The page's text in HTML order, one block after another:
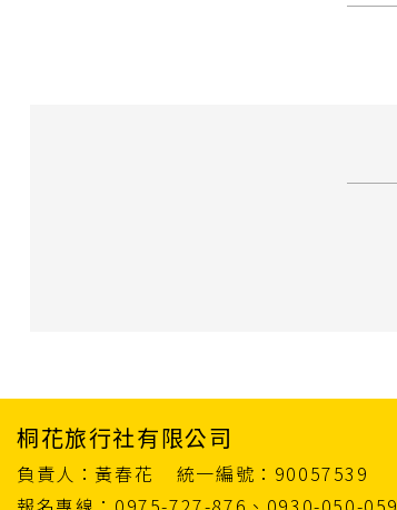
桐花旅行社有限公司
負責人：黃春花
統一編號：90057539